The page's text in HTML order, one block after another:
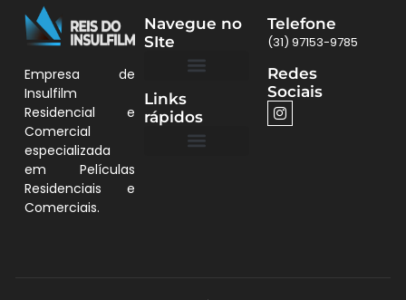
Empresa de
Insulfilm
Residencial e
Comercial
especializada
em Películas
Residenciais e
Comerciais.
Navegue no
SIte
Links
rápidos
Telefone
(31) 97153-9785
Redes
Sociais